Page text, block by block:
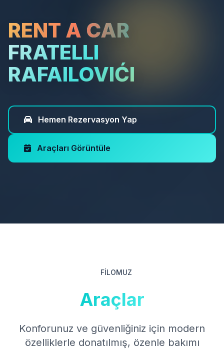
RENT A CAR
FRATELLI
RAFAILOVIĆI
Hemen Rezervasyon Yap
Araçları Görüntüle
FİLOMUZ
Araçlar
Konforunuz ve güvenliğiniz için modern
özelliklerle donatılmış, özenle bakımı